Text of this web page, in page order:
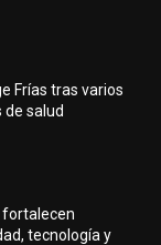
Frías tras varios
de salud
fortalecen
tecnología y